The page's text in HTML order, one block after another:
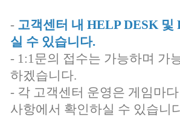
- 고객센터 내 HELP DESK
실 수 있습니다.
- 1:1문의 접수는 가능하며 가
하겠습니다.
- 각 고객센터 운영은 게임마
사항에서 확인하실 수 있습니